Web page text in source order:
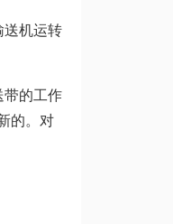
机运转
的工作
的。对